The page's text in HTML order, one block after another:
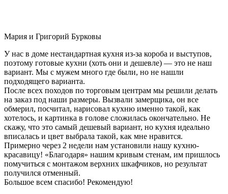
Мария и Григорий Бурковы
У нас в доме нестандартная кухня из-за короба и выступов,
поэтому готовые кухни (хоть они и дешевле) — это не наш
вариант. Мы с мужем много где были, но не нашли
подходящего варианта.
После всех походов по торговым центрам мы решили делать
на заказ под наши размеры. Вызвали замерщика, он все
обмерил, посчитал, нарисовал кухню именно такой, как
хотелось, и картинка в голове сложилась окончательно. Не
скажу, что это самый дешевый вариант, но кухня идеально
вписалась и цвет выбрала такой, как мне нравится.
Примерно через 2 недели нам установили нашу кухню-
красавицу! «Благодаря» нашим кривым стенам, им пришлось
помучиться с монтажом верхних шкафчиков, но результат
получился отменный.
Большое всем спасибо! Рекомендую!